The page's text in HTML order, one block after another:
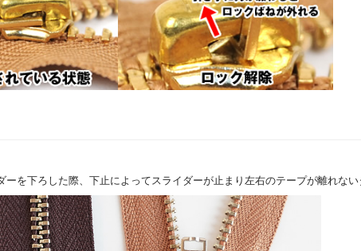
ーを下ろした際、下止によってスライダーが止まり左右のテープが離れない